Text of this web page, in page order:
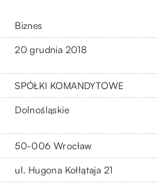
Biznes
20 grudnia 2018
SPÓŁKI KOMANDYTOWE
Dolnośląskie
50-006 Wrocław
ul. Hugona Kołłątaja 21